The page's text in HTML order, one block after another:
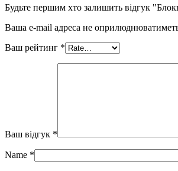
Будьте першим хто залишить відгук
Ваша e-mail адреса не
Ваш рейтинг *
Ваш відгук *
Name *